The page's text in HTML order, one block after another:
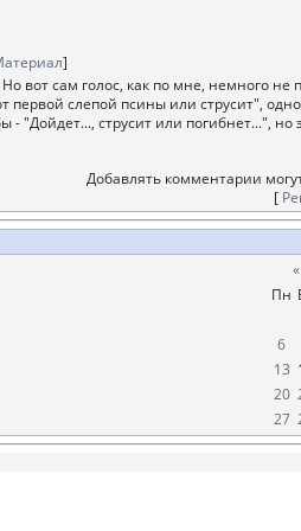
]
вот сам голос, как по мне, немного
первой слепой псины или струсит",
"Дойдет..., струсит или погибнет...", но
Добавлять комментарии
[
«
Пн
6
13
20
27